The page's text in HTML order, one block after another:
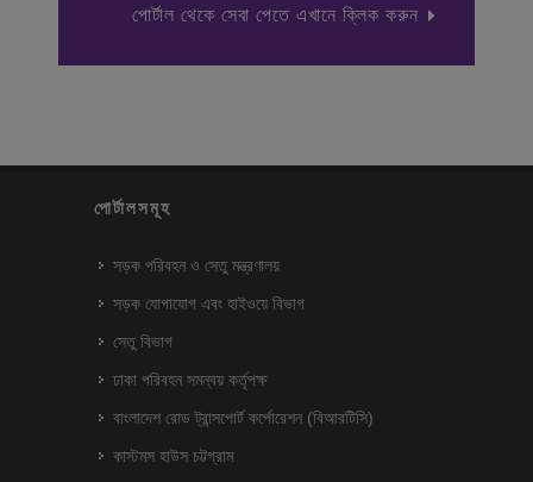
পোর্টাল থেকে সেবা পেতে এখানে ক্লিক করুন
পোর্টালসমূহ
সড়ক পরিবহন ও সেতু মন্ত্রণালয়
সড়ক যোগাযোগ এবং হাইওয়ে বিভাগ
সেতু বিভাগ
ঢাকা পরিবহন সমন্বয় কর্তৃপক্ষ
বাংলাদেশ রোড ট্রান্সপোর্ট কর্পোরেশন (বিআরটিসি)
কাস্টমস হাউস চট্টগ্রাম